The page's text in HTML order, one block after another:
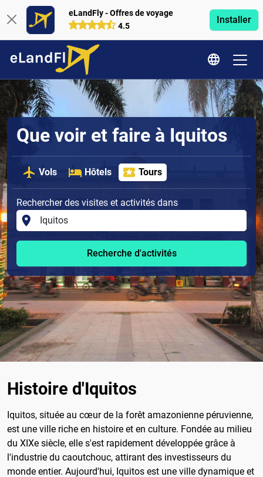
eLandFly - Offres de voyage
4.5
Installer
Que voir et faire à Iquitos
Vols Hôtels Tours
Rechercher des visites et activités dans
Recherche d'activités
Histoire d'Iquitos
Iquitos, située au cœur de la forêt amazonienne péruvienne,
est une ville riche en histoire et en culture. Fondée au milieu
du XIXe siècle, elle s'est rapidement développée grâce à
l'industrie du caoutchouc, attirant des investisseurs du
monde entier. Aujourd'hui, Iquitos est une ville dynamique et